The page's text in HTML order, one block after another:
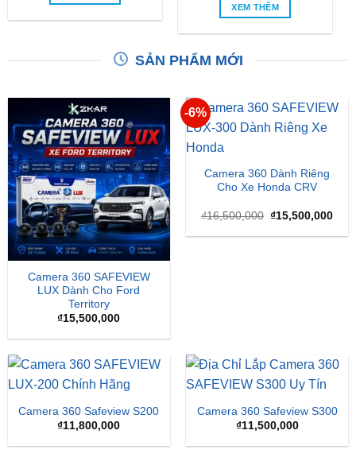
XEM THÊM
SẢN PHẨM MỚI
Camera 360 SAFEVIEW
LUX Dành Cho Ford
Territory
₫15,500,000
-6%
Camera 360 Dành Riêng
Cho Xe Honda CRV
₫16,500,000 Giá
là:
₫15,500,000Giá
tại
Camera 360 Safeview S200
₫11,800,000
Camera 360 Safeview S300
₫11,500,000